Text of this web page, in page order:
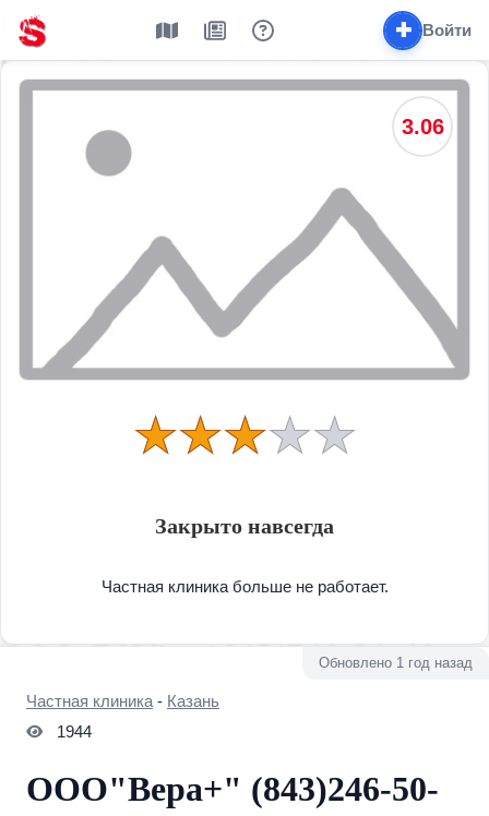
✚ Войти
3.06
Закрыто навсегда
Частная клиника больше не работает.
Частная клиника - Казань
1944
ООО"Вера+" (843)246-50-
Обновлено 1 год назад